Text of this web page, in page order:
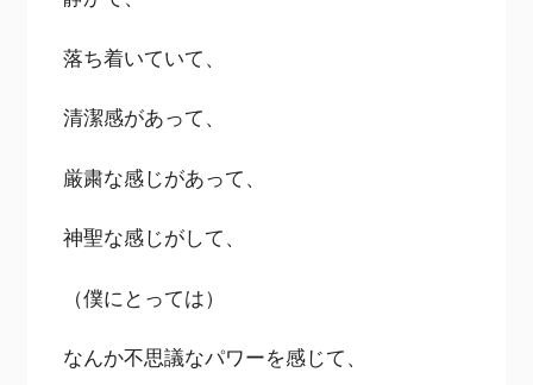
落ち着いていて、
清潔感があって、
厳粛な感じがあって、
神聖な感じがして、
（僕にとっては）
なんか不思議なパワーを感じて、